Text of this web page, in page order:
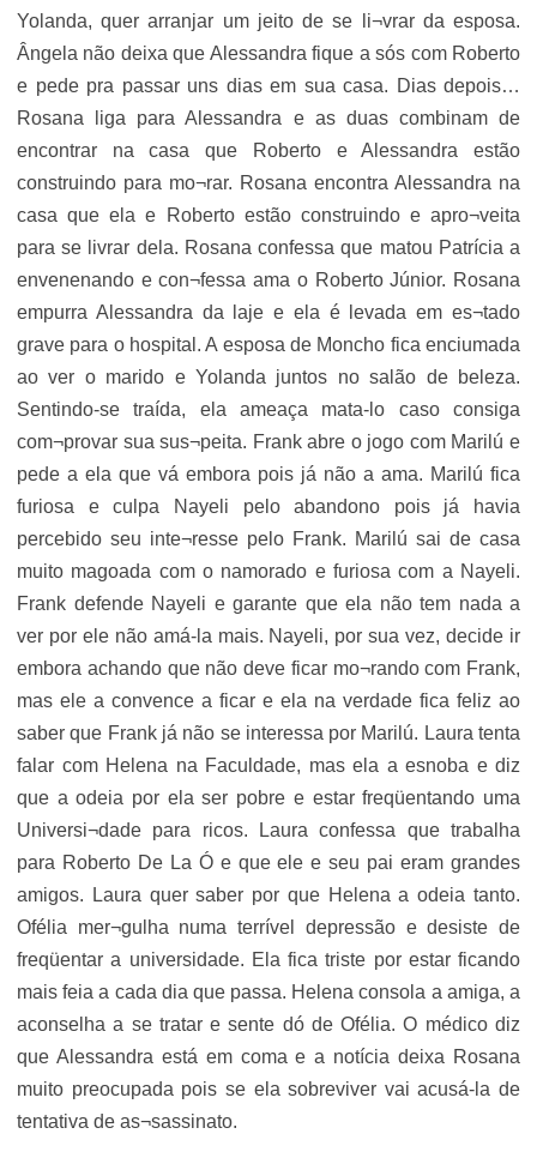
Yolanda, quer arranjar um jeito de se li¬vrar da esposa.
Ângela não deixa que Alessandra fique a sós com Roberto
e pede pra passar uns dias em sua casa. Dias depois…
Rosana liga para Alessandra e as duas combinam de
encontrar na casa que Roberto e Alessandra estão
construindo para mo¬rar. Rosana encontra Alessandra na
casa que ela e Roberto estão construindo e apro¬veita
para se livrar dela. Rosana confessa que matou Patrícia a
envenenando e con¬fessa ama o Roberto Júnior. Rosana
empurra Alessandra da laje e ela é levada em es¬tado
grave para o hospital. A esposa de Moncho fica enciumada
ao ver o marido e Yolanda juntos no salão de beleza.
Sentindo-se traída, ela ameaça mata-lo caso consiga
com¬provar sua sus¬peita. Frank abre o jogo com Marilú e
pede a ela que vá embora pois já não a ama. Marilú fica
furiosa e culpa Nayeli pelo abandono pois já havia
percebido seu inte¬resse pelo Frank. Marilú sai de casa
muito magoada com o namorado e furiosa com a Nayeli.
Frank defende Nayeli e garante que ela não tem nada a
ver por ele não amá-la mais. Nayeli, por sua vez, decide ir
embora achando que não deve ficar mo¬rando com Frank,
mas ele a convence a ficar e ela na verdade fica feliz ao
saber que Frank já não se interessa por Marilú. Laura tenta
falar com Helena na Faculdade, mas ela a esnoba e diz
que a odeia por ela ser pobre e estar freqüentando uma
Universi¬dade para ricos. Laura confessa que trabalha
para Roberto De La Ó e que ele e seu pai eram grandes
amigos. Laura quer saber por que Helena a odeia tanto.
Ofélia mer¬gulha numa terrível depressão e desiste de
freqüentar a universidade. Ela fica triste por estar ficando
mais feia a cada dia que passa. Helena consola a amiga, a
aconselha a se tratar e sente dó de Ofélia. O médico diz
que Alessandra está em coma e a notícia deixa Rosana
muito preocupada pois se ela sobreviver vai acusá-la de
tentativa de as¬sassinato.